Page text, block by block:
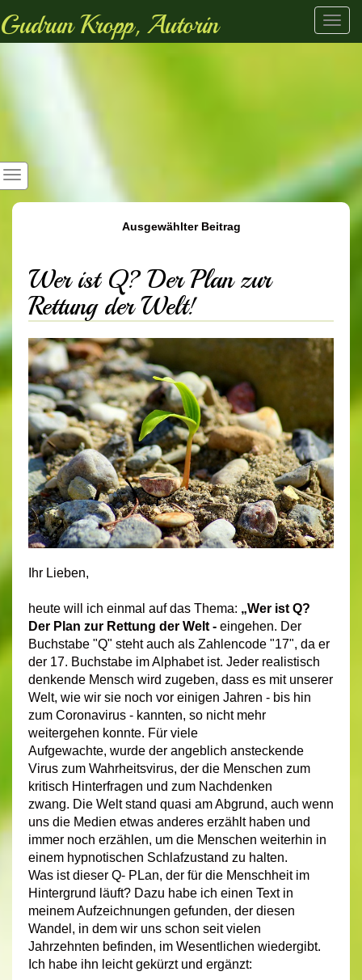
Gudrun Kropp, Autorin
Ausgewählter Beitrag
Wer ist Q? Der Plan zur
Rettung der Welt!
Ihr Lieben,
heute will ich einmal auf das Thema: „Wer ist Q?
Der Plan zur Rettung der Welt - eingehen. Der
Buchstabe "Q" steht auch als Zahlencode "17", da er
der 17. Buchstabe im Alphabet ist. Jeder realistisch
denkende Mensch wird zugeben, dass es mit unserer
Welt, wie wir sie noch vor einigen Jahren - bis hin
zum Coronavirus - kannten, so nicht mehr
weitergehen konnte. Für viele
Aufgewachte, wurde der angeblich ansteckende
Virus zum Wahrheitsvirus, der die Menschen zum
kritisch Hinterfragen und zum Nachdenken
zwang. Die Welt stand quasi am Abgrund, auch wenn
uns die Medien etwas anderes erzählt haben und
immer noch erzählen, um die Menschen weiterhin in
einem hypnotischen Schlafzustand zu halten.
Was ist dieser Q- PLan, der für die Menschheit im
Hintergrund läuft? Dazu habe ich einen Text in
meinem Aufzeichnungen gefunden, der diesen
Wandel, in dem wir uns schon seit vielen
Jahrzehnten befinden, im Wesentlichen wiedergibt.
Ich habe ihn leicht gekürzt und ergänzt: